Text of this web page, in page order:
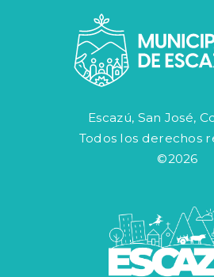
Escazú, San José,
Todos los derechos
©2026